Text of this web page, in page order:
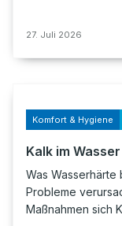
27. Juli 2026
Komfort & Hygiene
Kalk im Wasser
Was Wasserhärte
Probleme
Maßnahmen sich